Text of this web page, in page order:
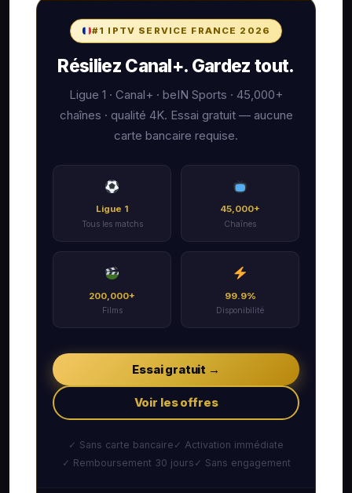
#1 IPTV SERVICE FRANCE 2026
Résiliez Canal+. Gardez tout.
Ligue 1 · Canal+ · beIN Sports · 45,000+
chaînes · qualité 4K. Essai gratuit — aucune
carte bancaire requise.
Ligue 1
Tous les matchs
45,000+
Chaînes
200,000+
Films
99.9%
Disponibilité
Essai gratuit →
Voir les offres
✓ Sans carte bancaire ✓ Activation immédiate
✓ Remboursement 30 jours ✓ Sans engagement